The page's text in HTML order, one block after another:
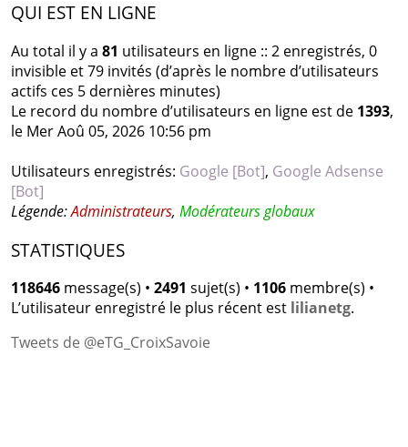
QUI EST EN LIGNE
Au total il y a 81 utilisateurs en ligne :: 2 enregistrés, 0
invisible et 79 invités (d’après le nombre d’utilisateurs
actifs ces 5 dernières minutes)
Le record du nombre d’utilisateurs en ligne est de 1393,
le Mer Aoû 05, 2026 10:56 pm
Utilisateurs enregistrés: Google [Bot], Google Adsense
[Bot]
Légende:Administrateurs, Modérateurs globaux
STATISTIQUES
118646message(s) • 2491 sujet(s) • 1106membre(s) •
L’utilisateur enregistré le plus récent est lilianetg.
Tweets de @eTG_CroixSavoie